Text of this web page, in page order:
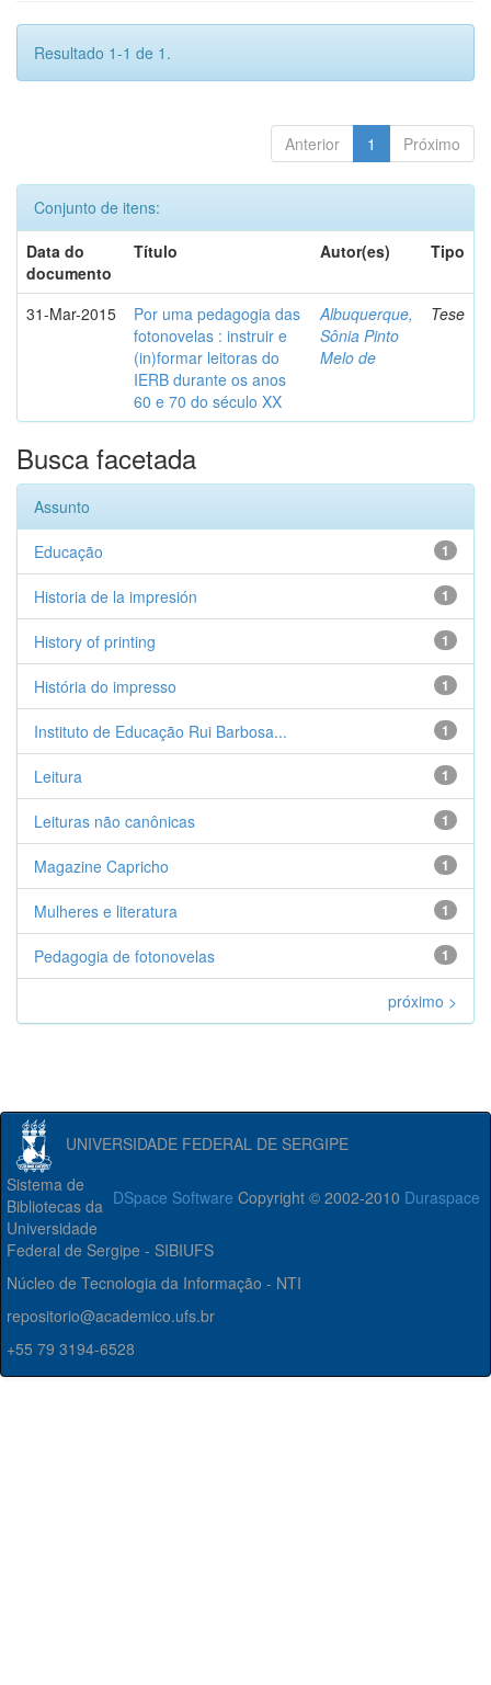
Resultado 1-1 de 1.
Anterior 1 Próximo
Conjunto de itens:
Data do
documento
Título Autor(es) Tipo
31-Mar-2015
Por uma pedagogia das
fotonovelas : instruir e
(in)formar leitoras do
IERB durante os anos
60 e 70 do século XX
Albuquerque,
Sônia Pinto
Melo de
Tese
Busca facetada
Assunto
1
Educação
1
Historia de la impresión
1
History of printing
1
História do impresso
1
Instituto de Educação Rui Barbosa...
1
Leitura
1
Leituras não canônicas
1
Magazine Capricho
1
Mulheres e literatura
1
Pedagogia de fotonovelas
próximo >
UNIVERSIDADE FEDERAL DE SERGIPE
DSpace Software Copyright © 2002-2010 Duraspace
Sistema de
Bibliotecas da
Universidade
Federal de Sergipe - SIBIUFS
Núcleo de Tecnologia da Informação - NTI
repositorio@academico.ufs.br
+55 79 3194-6528